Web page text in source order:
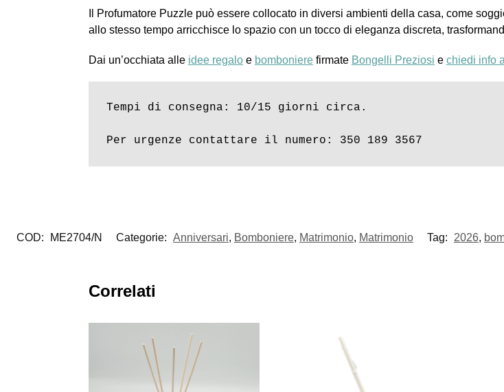
Il Profumatore Puzzle può essere collocato in diversi ambienti della casa, come
allo stesso tempo arricchisce lo spazio con un tocco di eleganza discreta,
Dai un’occhiata alle idee regaloe bombonierefirmate Bongelli Preziosi e chiedi info
Tempi di consegna: 10/15 giorni circa.
Per urgenze contattare il numero: 350 189 3567
COD: ME2704/N Categorie: Anniversari, Bomboniere, Matrimonio, Matrimonio Tag: 2026,
Correlati